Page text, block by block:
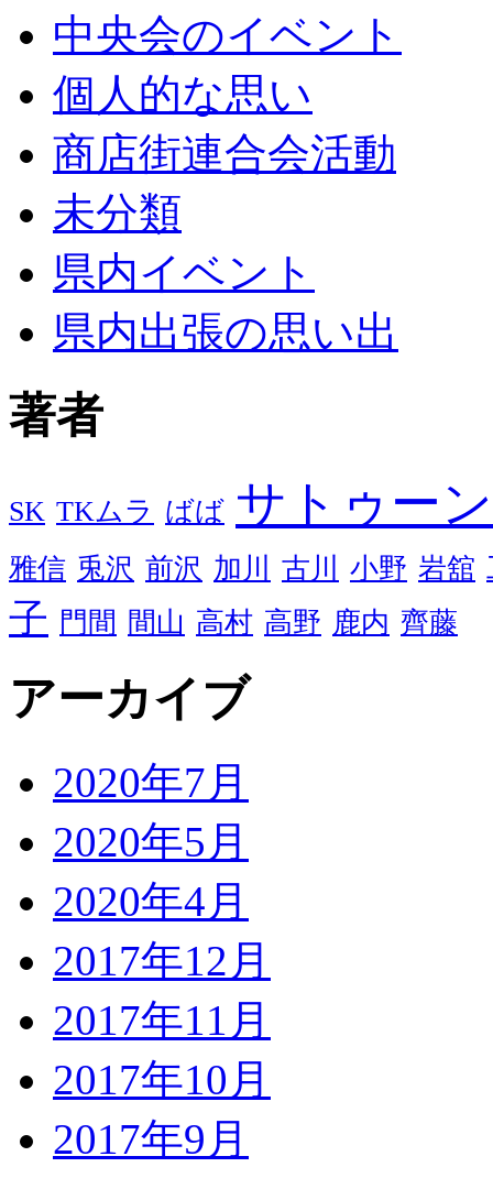
中央会のイベント
個人的な思い
商店街連合会活動
未分類
県内イベント
県内出張の思い出
著者
SK TKムラ ばば サトゥーン
雅信 兎沢 前沢 加川 古川 小野 岩舘
子 門間 間山 高村 高野 鹿内 齊藤
アーカイブ
2020年7月
2020年5月
2020年4月
2017年12月
2017年11月
2017年10月
2017年9月